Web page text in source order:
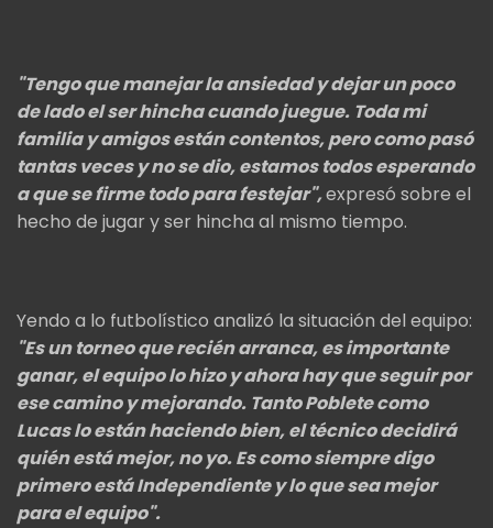
"Tengo que manejar la ansiedad y dejar un poco
de lado el ser hincha cuando juegue. Toda mi
familia y amigos están contentos, pero como pasó
tantas veces y no se dio, estamos todos esperando
a que se firme todo para festejar",expresó sobre el
hecho de jugar y ser hincha al mismo tiempo.
Yendo a lo futbolístico analizó la situación del equipo:
"Es un torneo que recién arranca, es importante
ganar, el equipo lo hizo y ahora hay que seguir por
ese camino y mejorando. Tanto Poblete como
Lucas lo están haciendo bien, el técnico decidirá
quién está mejor, no yo. Es como siempre digo
primero está Independiente y lo que sea mejor
para el equipo".